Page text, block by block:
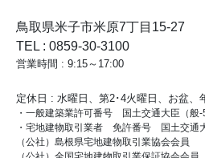
鳥取県米子市米原7丁目15-27
TEL : 0859-30-3100
営業時間 : 9:15～17:00
定休日 : 水曜日、第2･4火曜日、お盆、
・一般建築業許可番号 国土交通大臣（般
・宅地建物取引業者 免許番号 国土交通
（公社）島根県宅地建物取引業協会会員